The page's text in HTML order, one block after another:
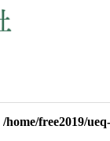
/home/free2019/